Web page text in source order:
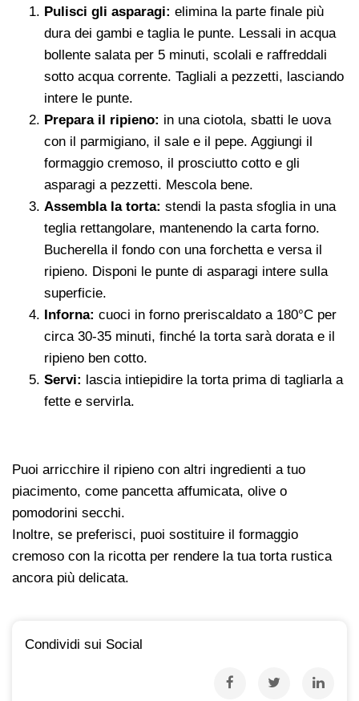
Pulisci gli asparagi: elimina la parte finale più
dura dei gambi e taglia le punte. Lessali in acqua
bollente salata per 5 minuti, scolali e raffreddali
sotto acqua corrente. Tagliali a pezzetti, lasciando
intere le punte.
Prepara il ripieno: in una ciotola, sbatti le uova
con il parmigiano, il sale e il pepe. Aggiungi il
formaggio cremoso, il prosciutto cotto e gli
asparagi a pezzetti. Mescola bene.
Assembla la torta: stendi la pasta sfoglia in una
teglia rettangolare, mantenendo la carta forno.
Bucherella il fondo con una forchetta e versa il
ripieno. Disponi le punte di asparagi intere sulla
superficie.
Inforna: cuoci in forno preriscaldato a 180°C per
circa 30-35 minuti, finché la torta sarà dorata e il
ripieno ben cotto.
Servi: lascia intiepidire la torta prima di tagliarla a
fette e servirla.
Puoi arricchire il ripieno con altri ingredienti a tuo
piacimento, come pancetta affumicata, olive o
pomodorini secchi.
Inoltre, se preferisci, puoi sostituire il formaggio
cremoso con la ricotta per rendere la tua torta rustica
ancora più delicata.
Condividi sui Social